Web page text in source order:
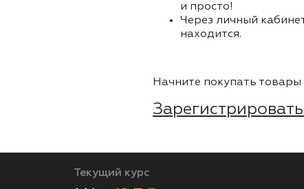
и просто!
Через личный
находится.
Начните покупать товары
Текущий курс